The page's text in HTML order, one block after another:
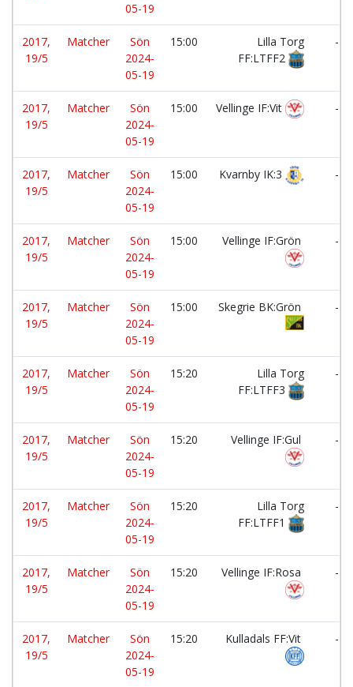
05-19
2017,
19/5
Matcher
Sön
2024-
05-19
15:00
Lilla Torg
FF:LTFF2
-
2017,
19/5
Matcher
Sön
2024-
05-19
15:00 Vellinge IF:Vit -
2017,
19/5
Matcher
Sön
2024-
05-19
15:00 Kvarnby IK:3 -
2017,
19/5
Matcher
Sön
2024-
05-19
15:00 Vellinge IF:Grön -
2017,
19/5
Matcher
Sön
2024-
05-19
15:00 Skegrie BK:Grön -
2017,
19/5
Matcher
Sön
2024-
05-19
15:20
Lilla Torg
FF:LTFF3
-
2017,
19/5
Matcher
Sön
2024-
05-19
15:20 Vellinge IF:Gul -
2017,
19/5
Matcher
Sön
2024-
05-19
15:20
Lilla Torg
FF:LTFF1
-
2017,
19/5
Matcher
Sön
2024-
05-19
15:20 Vellinge IF:Rosa -
2017,
19/5
Matcher
Sön
2024-
05-19
15:20 Kulladals FF:Vit -